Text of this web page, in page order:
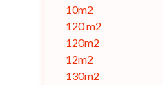
10m2
120 m2
120m2
12m2
130m2